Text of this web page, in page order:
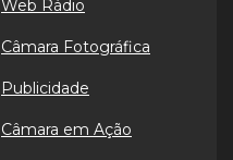
Web Rádio
Câmara Fotográfica
Publicidade
Câmara em Ação